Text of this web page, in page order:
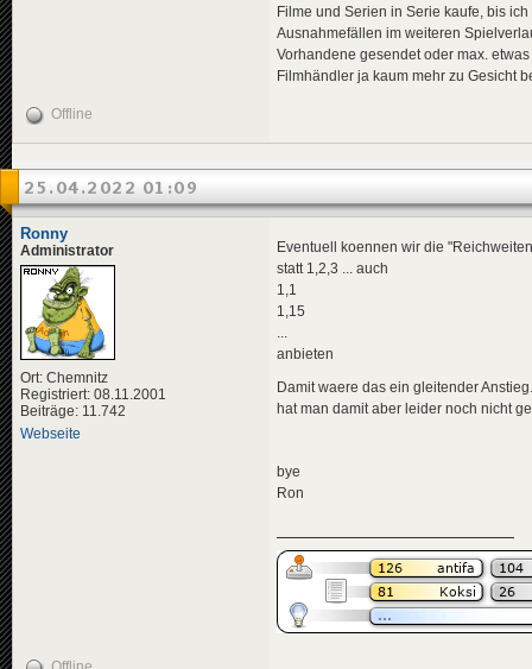
Filme und Serien in Serie kaufe, bis
Ausnahmefällen im weiteren
Vorhandene gesendet oder max.
Filmhändler ja kaum mehr zu Gesicht
Offline
25.04.2022 01:09
Ronny
Administrator
Ort: Chemnitz
Registriert: 08.11.2001
Beiträge: 11.742
Webseite
Eventuell koennen wir die
statt 1,2,3 ... auch
1,1
1,15
...
anbieten
Damit waere das ein gleitender
hat man damit aber leider noch nicht
bye
Ron